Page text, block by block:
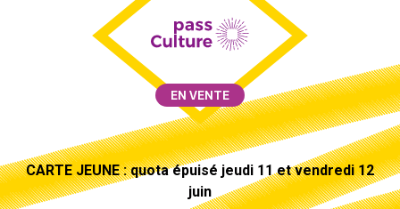
EN VENTE
CARTE JEUNE : quota épuisé jeudi 11 et vendredi 12
juin